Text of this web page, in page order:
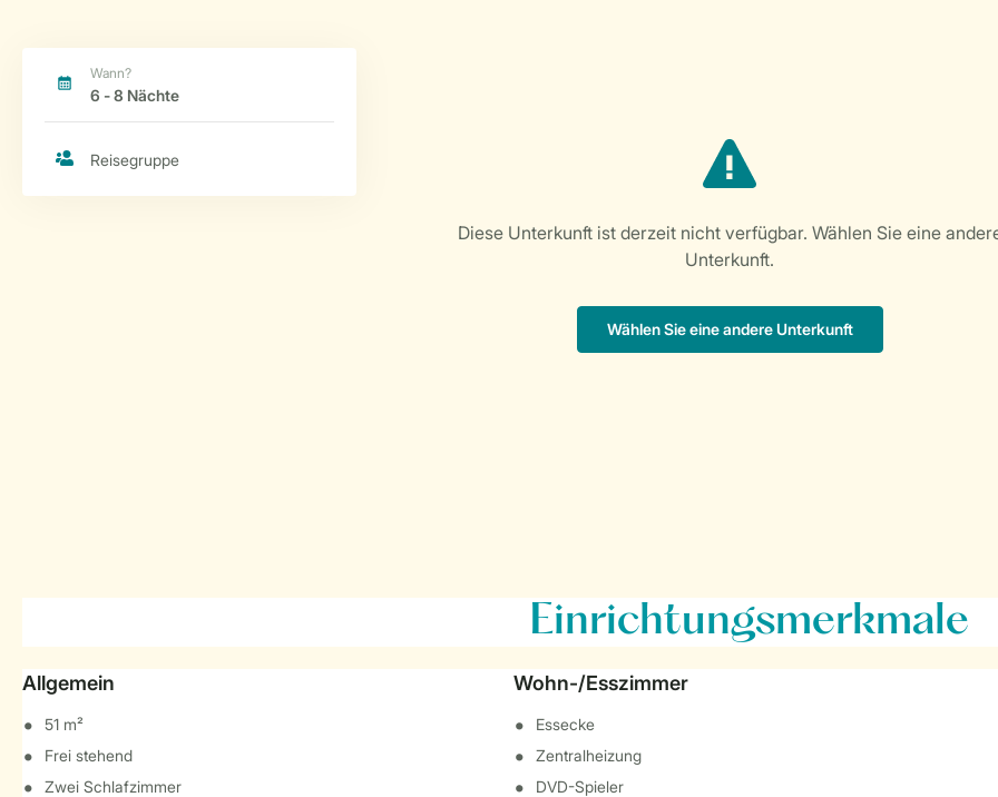
Einrichtungsmerkmale
Allgemein
51 m²
Frei stehend
Zwei Schlafzimmer
Wohn-/Esszimmer
Essecke
Zentralheizung
DVD-Spieler